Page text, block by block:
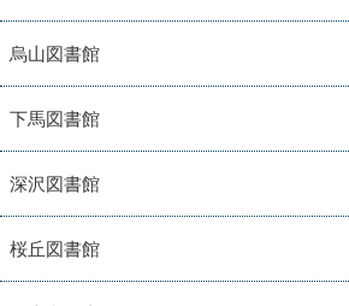
烏山図書館
下馬図書館
深沢図書館
桜丘図書館